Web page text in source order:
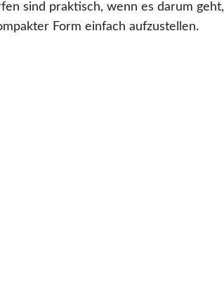
sind praktisch, wenn es darum geht,
Form einfach aufzustellen.